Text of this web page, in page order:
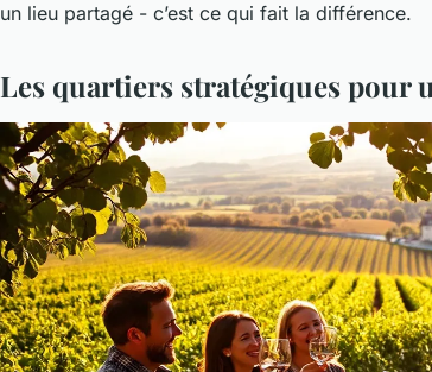
un lieu partagé - c’est ce qui fait la différence.
Les quartiers stratégiques pour